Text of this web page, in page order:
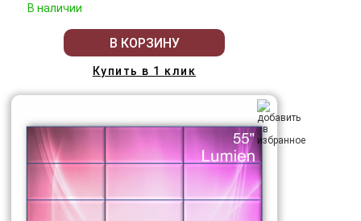
В наличии
В КОРЗИНУ
Купить в 1 клик